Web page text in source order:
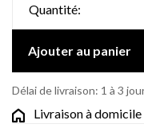
Quantité:
Ajouter au panier
Délai de livraison: 1 à 3
Livraison à domicile